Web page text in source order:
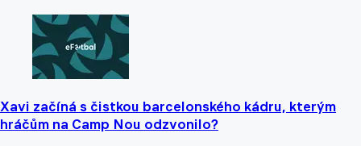
Xavi začíná s čistkou barcelonského kádru, kterým
hráčům na Camp Nou odzvonilo?